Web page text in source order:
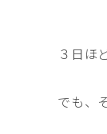
３日ほ
でも、